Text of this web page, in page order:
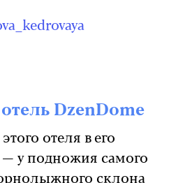
DzenDome
отеля в его
у подножия самого
склона